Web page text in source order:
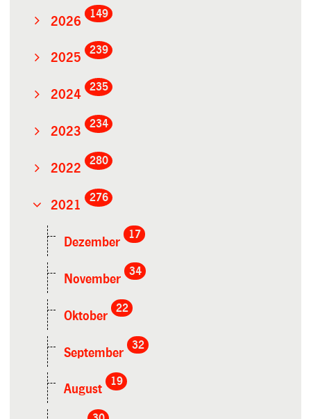
2026
149
2025
239
2024
235
2023
234
2022
280
2021
276
Dezember
17
November
34
Oktober
22
September
32
August
19